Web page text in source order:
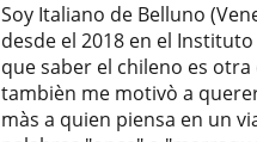
Soy Italiano de Belluno
desde el 2018 en el
que saber el chileno es
tambièn me motivò a
màs a quien piensa en un